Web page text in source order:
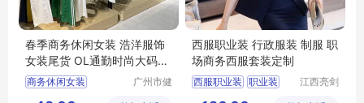
春季商务休闲女装 浩洋服饰
女装尾货 OL通勤时尚大码女
装货源供应
商务休闲女装
广州市健
西服职业装 行政服装 制服 职
场商务西服套装定制
西服职业装 职业装
江西亮剑